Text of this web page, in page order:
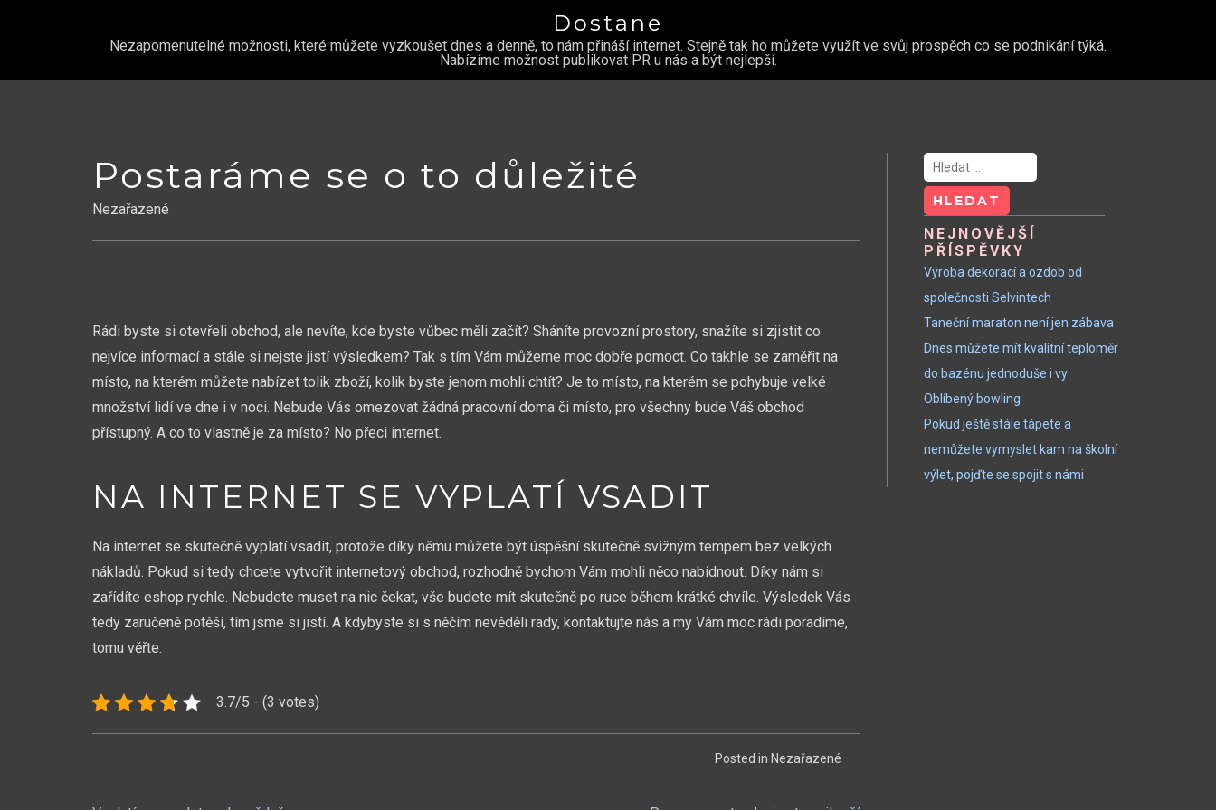
Dostane
Nezapomenutelné možnosti, které můžete vyzkoušet dnes a denně, to nám přináší internet. Stejně tak ho můžete využít ve svůj prospěch co se podnikání týká.
Nabízíme možnost publikovat PR u nás a být nejlepší.
Postaráme se o to důležité
Nezařazené
Rádi byste si otevřeli obchod, ale nevíte, kde byste vůbec měli začít? Sháníte provozní prostory, snažíte si zjistit co
nejvíce informací a stále si nejste jistí výsledkem? Tak s tím Vám můžeme moc dobře pomoct. Co takhle se zaměřit na
místo, na kterém můžete nabízet tolik zboží, kolik byste jenom mohli chtít? Je to místo, na kterém se pohybuje velké
množství lidí ve dne i v noci. Nebude Vás omezovat žádná pracovní doma či místo, pro všechny bude Váš obchod
přístupný. A co to vlastně je za místo? No přeci internet.
NA INTERNET SE VYPLATÍ VSADIT
Na internet se skutečně vyplatí vsadit, protože díky němu můžete být úspěšní skutečně svižným tempem bez velkých
nákladů. Pokud si tedy chcete vytvořit internetový obchod, rozhodně bychom Vám mohli něco nabídnout. Díky nám si
zařídíte eshop rychle. Nebudete muset na nic čekat, vše budete mít skutečně po ruce během krátké chvíle. Výsledek Vás
tedy zaručeně potěší, tím jsme si jistí. A kdybyste si s něčím nevěděli rady, kontaktujte nás a my Vám moc rádi poradíme,
tomu věřte.
3.7/5 - (3 votes)
Posted in Nezařazené
Vyhledávání
NEJNOVĚJŠÍ
PŘÍSPĚVKY
Výroba dekorací a ozdob od
společnosti Selvintech
Taneční maraton není jen zábava
Dnes můžete mít kvalitní teploměr
do bazénu jednoduše i vy
Oblíbený bowling
Pokud ještě stále tápete a
nemůžete vymyslet kam na školní
výlet, pojďte se spojit s námi